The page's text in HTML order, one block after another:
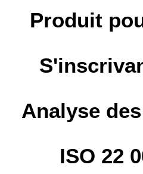
Produit
Analyse
ISO 22